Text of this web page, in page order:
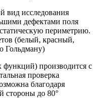
вид исследования
дефектами поля
периметрию.
(белый, красный,
Гольдману)
производится с
проверка
благодаря
стороны до 80°